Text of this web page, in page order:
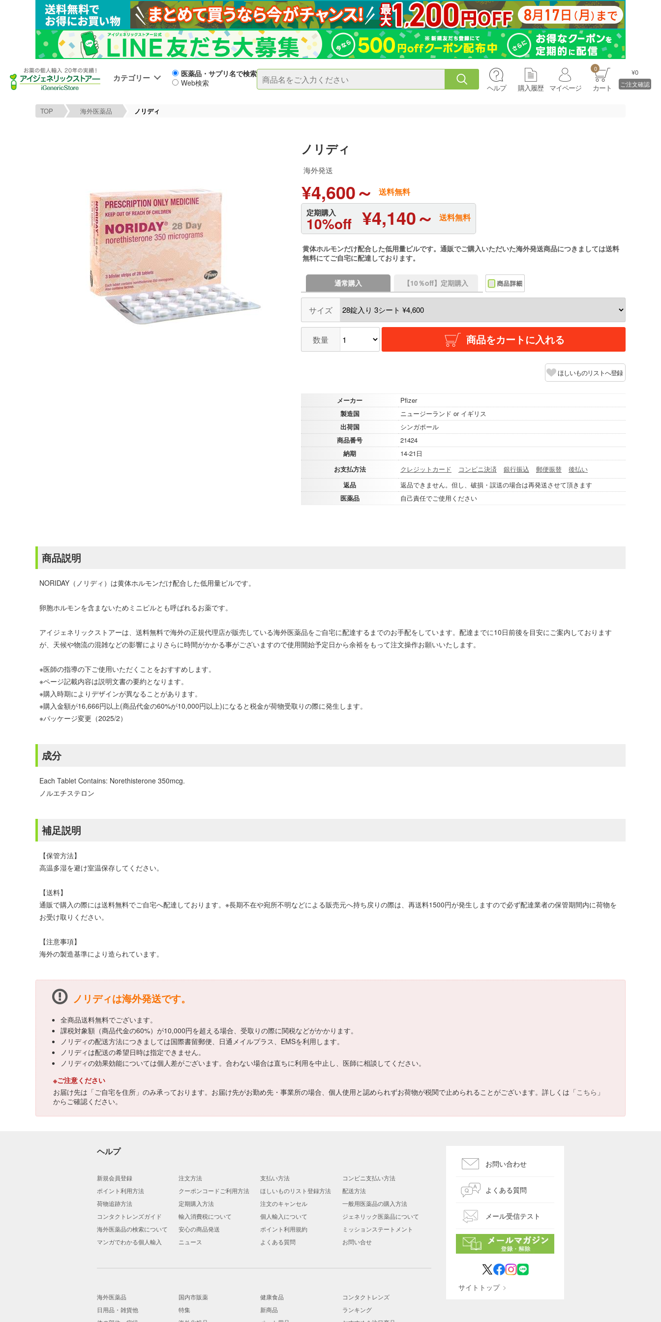
カテゴリー
医薬品・サプリ名で検索
Web検索
ヘルプ 購入履歴 マイページ
0
カート
¥0
ご注文確認
TOP 海外医薬品 ノリディ
ノリディ
海外発送
¥4,600～ 送料無料
定期購入
10%off ¥4,140～ 送料無料
黄体ホルモンだけ配合した低用量ピルです。通販でご購入いただいた海外発送商品につきましては送料
無料にてご自宅に配達しております。
通常購入 【10％off】定期購入
サイズ
数量 商品をカートに入れる
ほしいものリストへ登録
メーカー
Pfizer
製造国
ニュージーランド or イギリス
出荷国
シンガポール
商品番号
21424
納期
14-21日
お支払方法
クレジットカード コンビニ決済 銀行振込 郵便振替
後払い
返品
返品できません。但し、破損・誤送の場合は再発送させて頂きます
医薬品
自己責任でご使用ください
商品説明
NORIDAY（ノリディ）は黄体ホルモンだけ配合した低用量ピルです。
卵胞ホルモンを含まないためミニピルとも呼ばれるお薬です。
アイジェネリックストアーは、送料無料で海外の正規代理店が販売している海外医薬品をご自宅に配達するまでのお手配をしています。配達までに10日前後を目安にご案内しております
が、天候や物流の混雑などの影響によりさらに時間がかかる事がございますので使用開始予定日から余裕をもって注文操作お願いいたします。
※医師の指導の下ご使用いただくことをおすすめします。
※ページ記載内容は説明文書の要約となります。
※購入時期によりデザインが異なることがあります。
※購入金額が16,666円以上(商品代金の60%が10,000円以上)になると税金が荷物受取りの際に発生します。
※パッケージ変更（2025/2）
成分
Each Tablet Contains: Norethisterone 350mcg.
ノルエチステロン
補足説明
【保管方法】
高温多湿を避け室温保存してください。
【送料】
通販で購入の際には送料無料でご自宅へ配達しております。※長期不在や宛所不明などによる販売元へ持ち戻りの際は、再送料1500円が発生しますので必ず配達業者の保管期間内に荷物を
お受け取りください。
【注意事項】
海外の製造基準により造られています。
ノリディは海外発送です。
全商品送料無料でございます。
課税対象額（商品代金の60%）が10,000円を超える場合、受取りの際に関税などがかかります。
ノリディの配送方法につきましては国際書留郵便、日通メイルプラス、EMSを利用します。
ノリディは配送の希望日時は指定できません。
ノリディの効果効能については個人差がございます。合わない場合は直ちに利用を中止し、医師に相談してください。
※ご注意ください
お届け先は「ご自宅を住所」のみ承っております。お届け先がお勤め先・事業所の場合、個人使用と認められずお荷物が税関で止められることがございます。詳しくは「こちら 」
からご確認ください。
ヘルプ
新規会員登録 注文方法 支払い方法
コンビニ支払い方法
ポイント利用方法
クーポンコードご利用方法 ほしいものリスト登録方法
配送方法
荷物追跡方法
定期購入方法 注文のキャンセル
一般用医薬品の購入方法
コンタクトレンズガイド
輸入消費税について 個人輸入について
ジェネリック医薬品について
海外医薬品の検索について
安心の商品発送 ポイント利用規約
ミッションステートメント
マンガでわかる個人輸入
ニュース よくある質問 お問い合せ
海外医薬品 国内市販薬 健康食品
コンタクトレンズ
日用品・雑貨他
特集 新商品
ランキング
お問い合わせ
よくある質問
メール受信テスト
サイトトップ